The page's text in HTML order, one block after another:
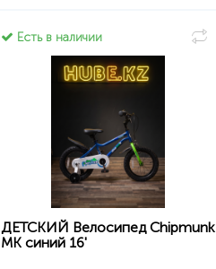
Есть в наличии
ДЕТСКИЙ Велосипед Chipmunk
MK синий 16'